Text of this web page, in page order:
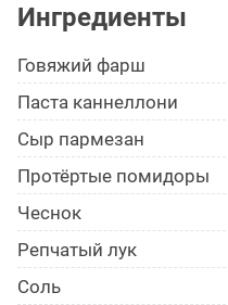
Ингредиенты
Говяжий фарш
Паста каннеллони
Сыр пармезан
Протёртые помидоры
Чеснок
Репчатый лук
Соль